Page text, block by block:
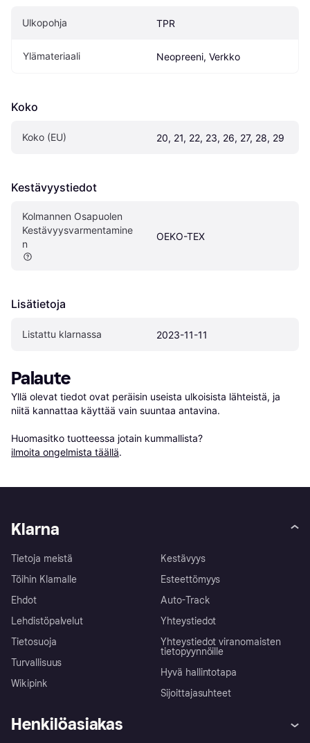
Ulkopohja TPR
Ylämateriaali Neopreeni, Verkko
Koko
Koko (EU) 20, 21, 22, 23, 26, 27, 28, 29
Kestävyystiedot
Kolmannen Osapuolen
Kestävyysvarmentamine
n
OEKO-TEX
Lisätietoja
Listattu klarnassa 2023-11-11
Palaute
Yllä olevat tiedot ovat peräisin useista ulkoisista lähteistä, ja
niitä kannattaa käyttää vain suuntaa antavina.
Huomasitko tuotteessa jotain kummallista?
ilmoita ongelmista täällä.
Klarna
Tietoja meistä
Töihin Klarnalle
Ehdot
Lehdistöpalvelut
Tietosuoja
Turvallisuus
Wikipink
Kestävyys
Esteettömyys
Auto-Track
Yhteystiedot
Yhteystiedot viranomaisten
tietopyynnöille
Hyvä hallintotapa
Sijoittajasuhteet
Henkilöasiakas